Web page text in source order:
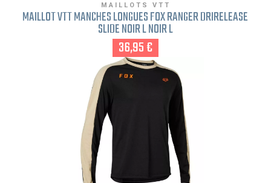
MAILLOTS VTT
MAILLOT VTT MANCHES LONGUES FOX RANGER DRIRELEASE
SLIDE NOIR L NOIR L
36,95 €